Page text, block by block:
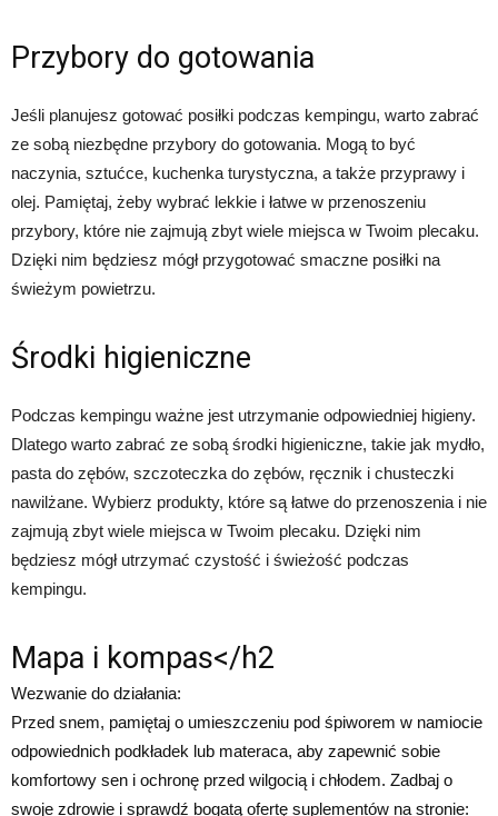
Przybory do gotowania
Jeśli planujesz gotować posiłki podczas kempingu, warto zabrać
ze sobą niezbędne przybory do gotowania. Mogą to być
naczynia, sztućce, kuchenka turystyczna, a także przyprawy i
olej. Pamiętaj, żeby wybrać lekkie i łatwe w przenoszeniu
przybory, które nie zajmują zbyt wiele miejsca w Twoim plecaku.
Dzięki nim będziesz mógł przygotować smaczne posiłki na
świeżym powietrzu.
Środki higieniczne
Podczas kempingu ważne jest utrzymanie odpowiedniej higieny.
Dlatego warto zabrać ze sobą środki higieniczne, takie jak mydło,
pasta do zębów, szczoteczka do zębów, ręcznik i chusteczki
nawilżane. Wybierz produkty, które są łatwe do przenoszenia i nie
zajmują zbyt wiele miejsca w Twoim plecaku. Dzięki nim
będziesz mógł utrzymać czystość i świeżość podczas
kempingu.
Mapa i kompas</h2
Wezwanie do działania:
Przed snem, pamiętaj o umieszczeniu pod śpiworem w namiocie
odpowiednich podkładek lub materaca, aby zapewnić sobie
komfortowy sen i ochronę przed wilgocią i chłodem. Zadbaj o
swoje zdrowie i sprawdź bogatą ofertę suplementów na stronie: